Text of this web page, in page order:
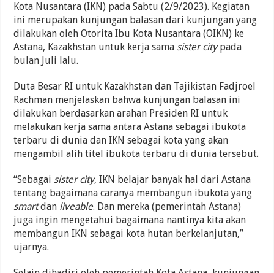
Kota Nusantara (IKN) pada Sabtu (2/9/2023). Kegiatan
ini merupakan kunjungan balasan dari kunjungan yang
dilakukan oleh Otorita Ibu Kota Nusantara (OIKN) ke
Astana, Kazakhstan untuk kerja sama sister citypada
bulan Juli lalu.
Duta Besar RI untuk Kazakhstan dan Tajikistan Fadjroel
Rachman menjelaskan bahwa kunjungan balasan ini
dilakukan berdasarkan arahan Presiden RI untuk
melakukan kerja sama antara Astana sebagai ibukota
terbaru di dunia dan IKN sebagai kota yang akan
mengambil alih titel ibukota terbaru di dunia tersebut.
“Sebagai sister city, IKN belajar banyak hal dari Astana
tentang bagaimana caranya membangun ibukota yang
smartdan liveable. Dan mereka (pemerintah Astana)
juga ingin mengetahui bagaimana nantinya kita akan
membangun IKN sebagai kota hutan berkelanjutan,”
ujarnya.